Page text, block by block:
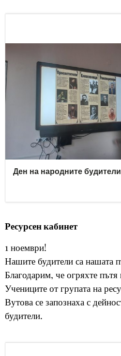
Ресурсен кабинет
1 ноември!
Нашите будители са нашата
Благодарим, че огряхте пътя
Учениците от групата на
Вутова се запознаха с
будители.